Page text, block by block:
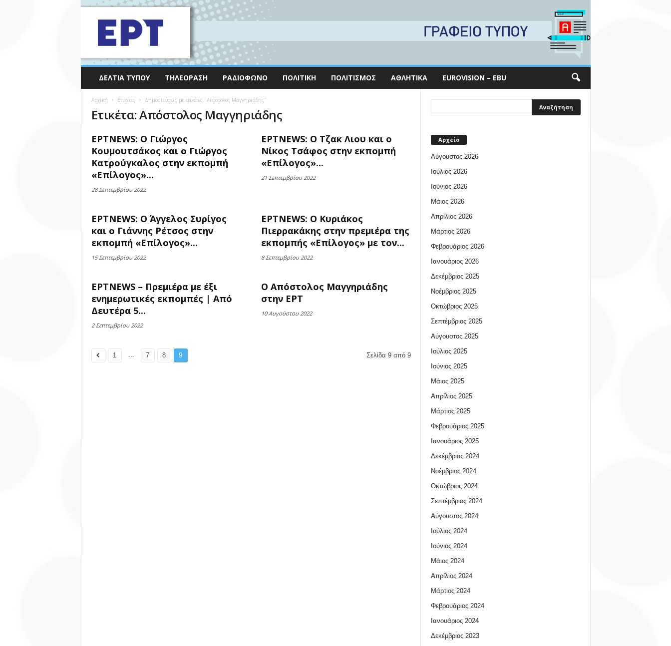
ΔΕΛΤΊΑ ΤΎΠΟΥ ΤΗΛΕΌΡΑΣΗ ΡΑΔΙΌΦΩΝΟ ΠΟΛΙΤΙΚΉ ΠΟΛΙΤΙΣΜΌΣ ΑΘΛΗΤΙΚΆ EUROVISION – EBU
Αρχική Ετικέτες Δημοσιεύσεις με ετικέτες "Απόστολος Μαγγηριάδης"
Ετικέτα: Απόστολος Μαγγηριάδης
ΕΡΤNEWS: Ο Γιώργος
Κουμουτσάκος και ο Γιώργος
Κατρούγκαλος στην εκπομπή
«Επίλογος»...
28 Σεπτεμβρίου 2022
ΕΡΤNEWS: Ο Τζακ Λιου και ο
Νίκος Τσάφος στην εκπομπή
«Επίλογος»...
21 Σεπτεμβρίου 2022
ΕΡΤNEWS: Ο Άγγελος Συρίγος
και ο Γιάννης Ρέτσος στην
εκπομπή «Επίλογος»...
15 Σεπτεμβρίου 2022
ΕΡΤNEWS: Ο Κυριάκος
Πιερρακάκης στην πρεμιέρα της
εκπομπής «Επίλογος» με τον...
8 Σεπτεμβρίου 2022
EΡTNEWS – Πρεμιέρα με έξι
ενημερωτικές εκπομπές | Από
Δευτέρα 5...
2 Σεπτεμβρίου 2022
Ο Απόστολος Μαγγηριάδης
στην ΕΡΤ
10 Αυγούστου 2022
1 ... 7 8 9 Σελίδα 9 από 9
Αρχείο
Αύγουστος 2026
Ιούλιος 2026
Ιούνιος 2026
Μάιος 2026
Απρίλιος 2026
Μάρτιος 2026
Φεβρουάριος 2026
Ιανουάριος 2026
Δεκέμβριος 2025
Νοέμβριος 2025
Οκτώβριος 2025
Σεπτέμβριος 2025
Αύγουστος 2025
Ιούλιος 2025
Ιούνιος 2025
Μάιος 2025
Απρίλιος 2025
Μάρτιος 2025
Φεβρουάριος 2025
Ιανουάριος 2025
Δεκέμβριος 2024
Νοέμβριος 2024
Οκτώβριος 2024
Σεπτέμβριος 2024
Αύγουστος 2024
Ιούλιος 2024
Ιούνιος 2024
Μάιος 2024
Απρίλιος 2024
Μάρτιος 2024
Φεβρουάριος 2024
Ιανουάριος 2024
Δεκέμβριος 2023